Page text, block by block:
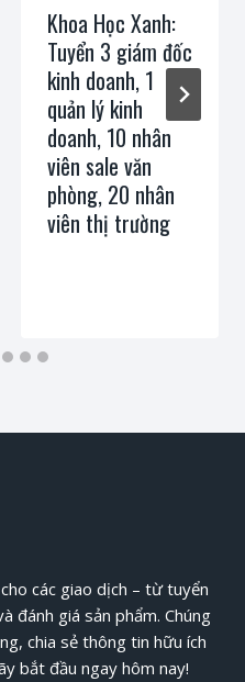
Khoa Học Xanh:
Tuyển 3 giám đốc
kinh doanh, 1
quản lý kinh
doanh, 10 nhân
viên sale văn
phòng, 20 nhân
viên thị trường
các giao dịch – từ tuyển
đánh giá sản phẩm. Chúng
chia sẻ thông tin hữu ích
bắt đầu ngay hôm nay!